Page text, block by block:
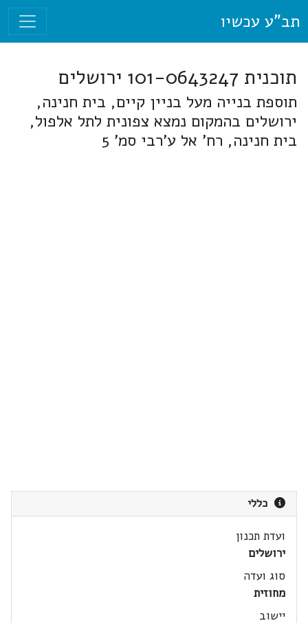
תב"ע עכשיו
תוכנית 101-0643247 ירושלים
תוספת בנייה מעל בניין קיים, בית חנינה,
ירושלים בהמקום נמצא צפונית לתל אלפול,
בית חנינה, רח' אל ע'רבי סמ' 5
כללי
ועדת תכנון
ירושלים
סוג ועדה
מחוזית
יישוב